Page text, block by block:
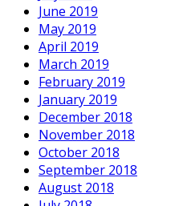
June 2019
May 2019
April 2019
March 2019
February 2019
January 2019
December 2018
November 2018
October 2018
September 2018
August 2018